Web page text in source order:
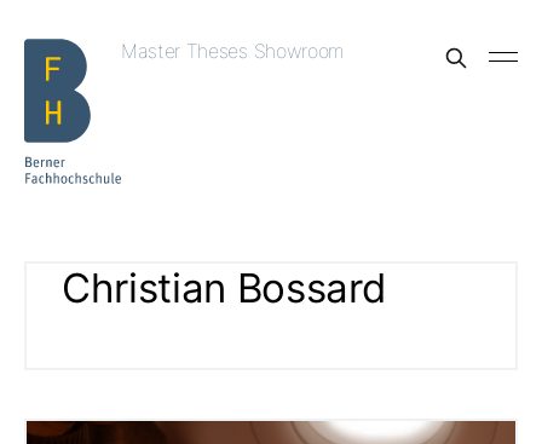
Master Theses Showroom
Christian Bossard